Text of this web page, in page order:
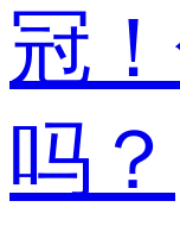
冠
吗？